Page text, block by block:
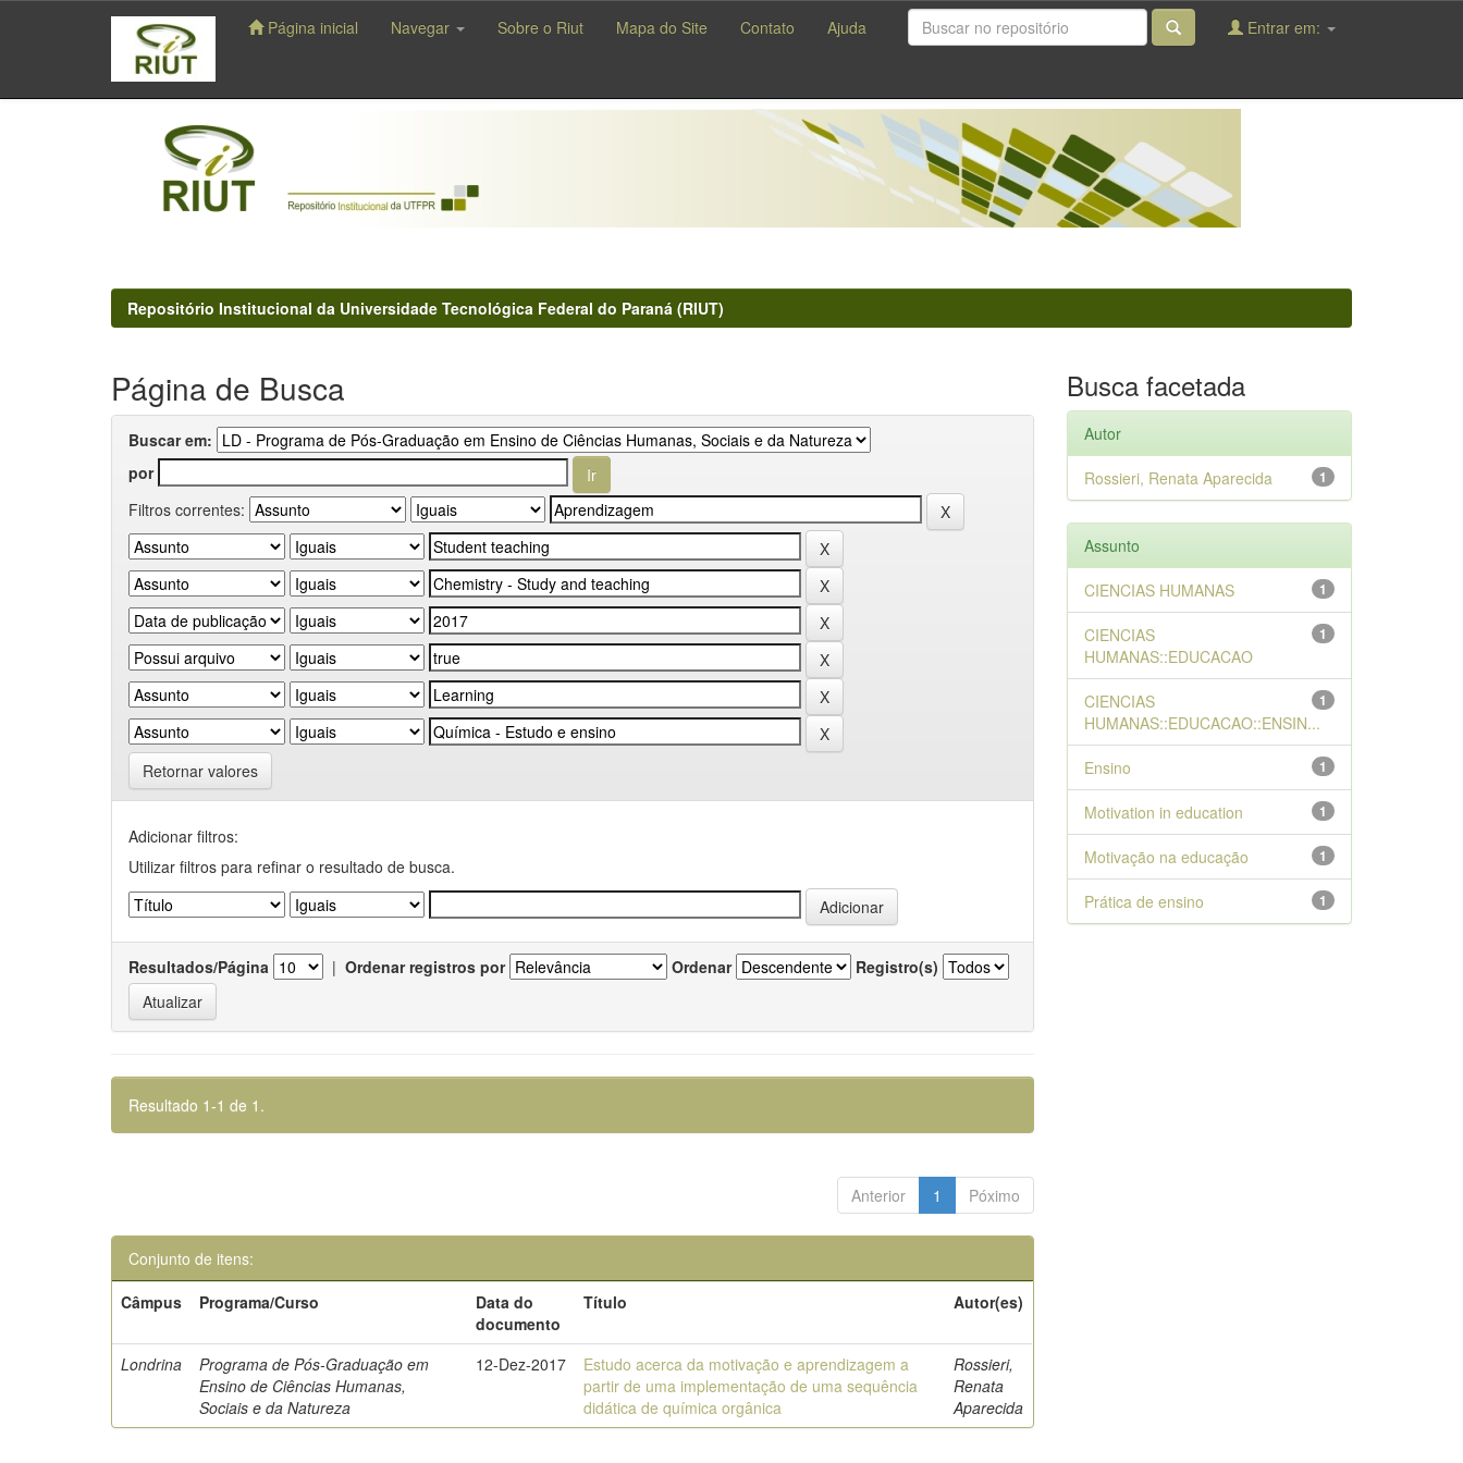
navigation
Página inicial Navegar Sobre o Riut Mapa do Site Contato Ajuda Entrar em:
Repositório Institucional da Universidade Tecnológica Federal do Paraná (RIUT)
Página de Busca
Buscar em:
por
Filtros correntes:
Retornar valores
Adicionar filtros:
Utilizar filtros para refinar o resultado de busca.
Resultados/Página | Ordenar registros por Ordenar Registro(s)
Resultado 1-1 de 1.
Anterior 1 Póximo
Conjunto de itens:
Câmpus
Programa/Curso
Data do
documento
Título Autor(es)
Londrina
Programa de Pós-Graduação em
Ensino de Ciências Humanas,
Sociais e da Natureza
12-Dez-2017
Estudo acerca da motivação e aprendizagem a
partir de uma implementação de uma sequência
didática de química orgânica
Rossieri,
Renata
Aparecida
Busca facetada
Autor
1
Rossieri, Renata Aparecida
Assunto
1
CIENCIAS HUMANAS
1
CIENCIAS
HUMANAS::EDUCACAO
1
CIENCIAS
HUMANAS::EDUCACAO::ENSIN...
1
Ensino
1
Motivation in education
1
Motivação na educação
1
Prática de ensino